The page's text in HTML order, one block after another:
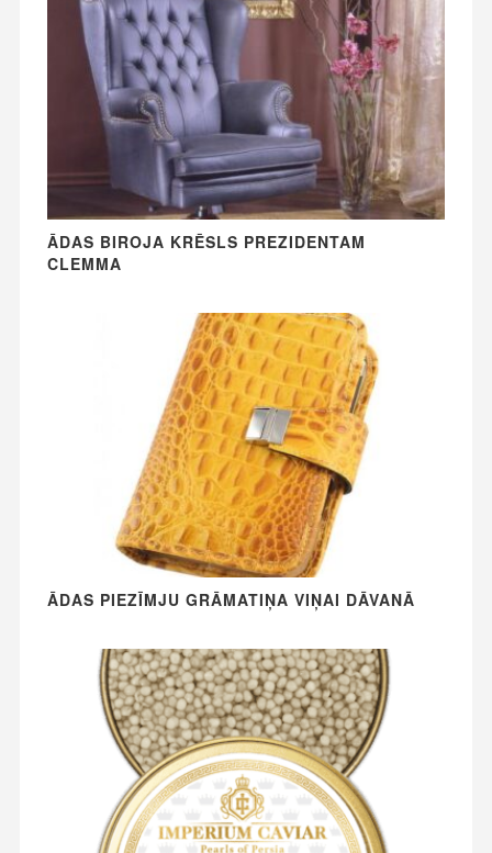
ĀDAS BIROJA KRĒSLS PREZIDENTAM
CLEMMA
ĀDAS PIEZĪMJU GRĀMATIŅA VIŅAI DĀVANĀ